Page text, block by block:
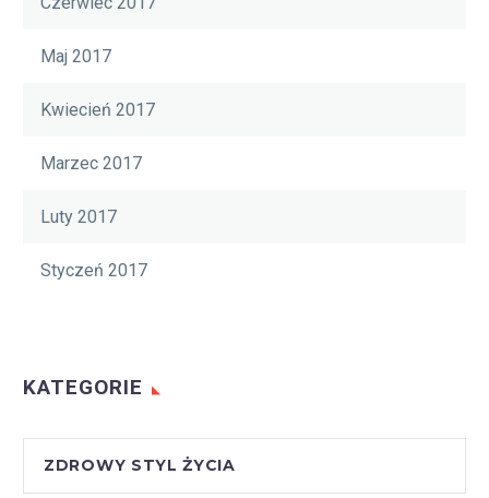
Maj 2017
Kwiecień 2017
Marzec 2017
Luty 2017
Styczeń 2017
KATEGORIE
ZDROWY STYL ŻYCIA